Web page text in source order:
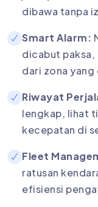
dibawa tanpa
Smart Alarm:
dicabut paksa,
dari zona
Riwayat
lengkap, lihat
kecepatan di
Fleet
ratusan
efisiensi